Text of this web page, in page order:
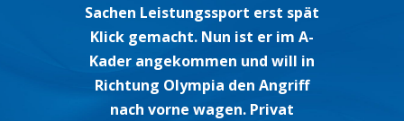
Sachen Leistungssport erst spät
Klick gemacht. Nun ist er im A-
Kader angekommen und will in
Richtung Olympia den Angriff
nach vorne wagen. Privat